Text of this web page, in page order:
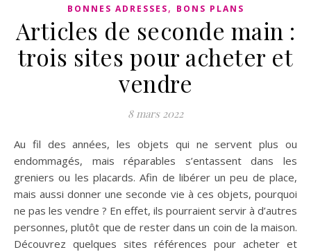
BONNES ADRESSES, BONS PLANS
Articles de seconde main :
trois sites pour acheter et
vendre
8 mars 2022
Au fil des années, les objets qui ne servent plus ou
endommagés, mais réparables s’entassent dans les
greniers ou les placards. Afin de libérer un peu de place,
mais aussi donner une seconde vie à ces objets, pourquoi
ne pas les vendre ? En effet, ils pourraient servir à d’autres
personnes, plutôt que de rester dans un coin de la maison.
Découvrez quelques sites références pour acheter et